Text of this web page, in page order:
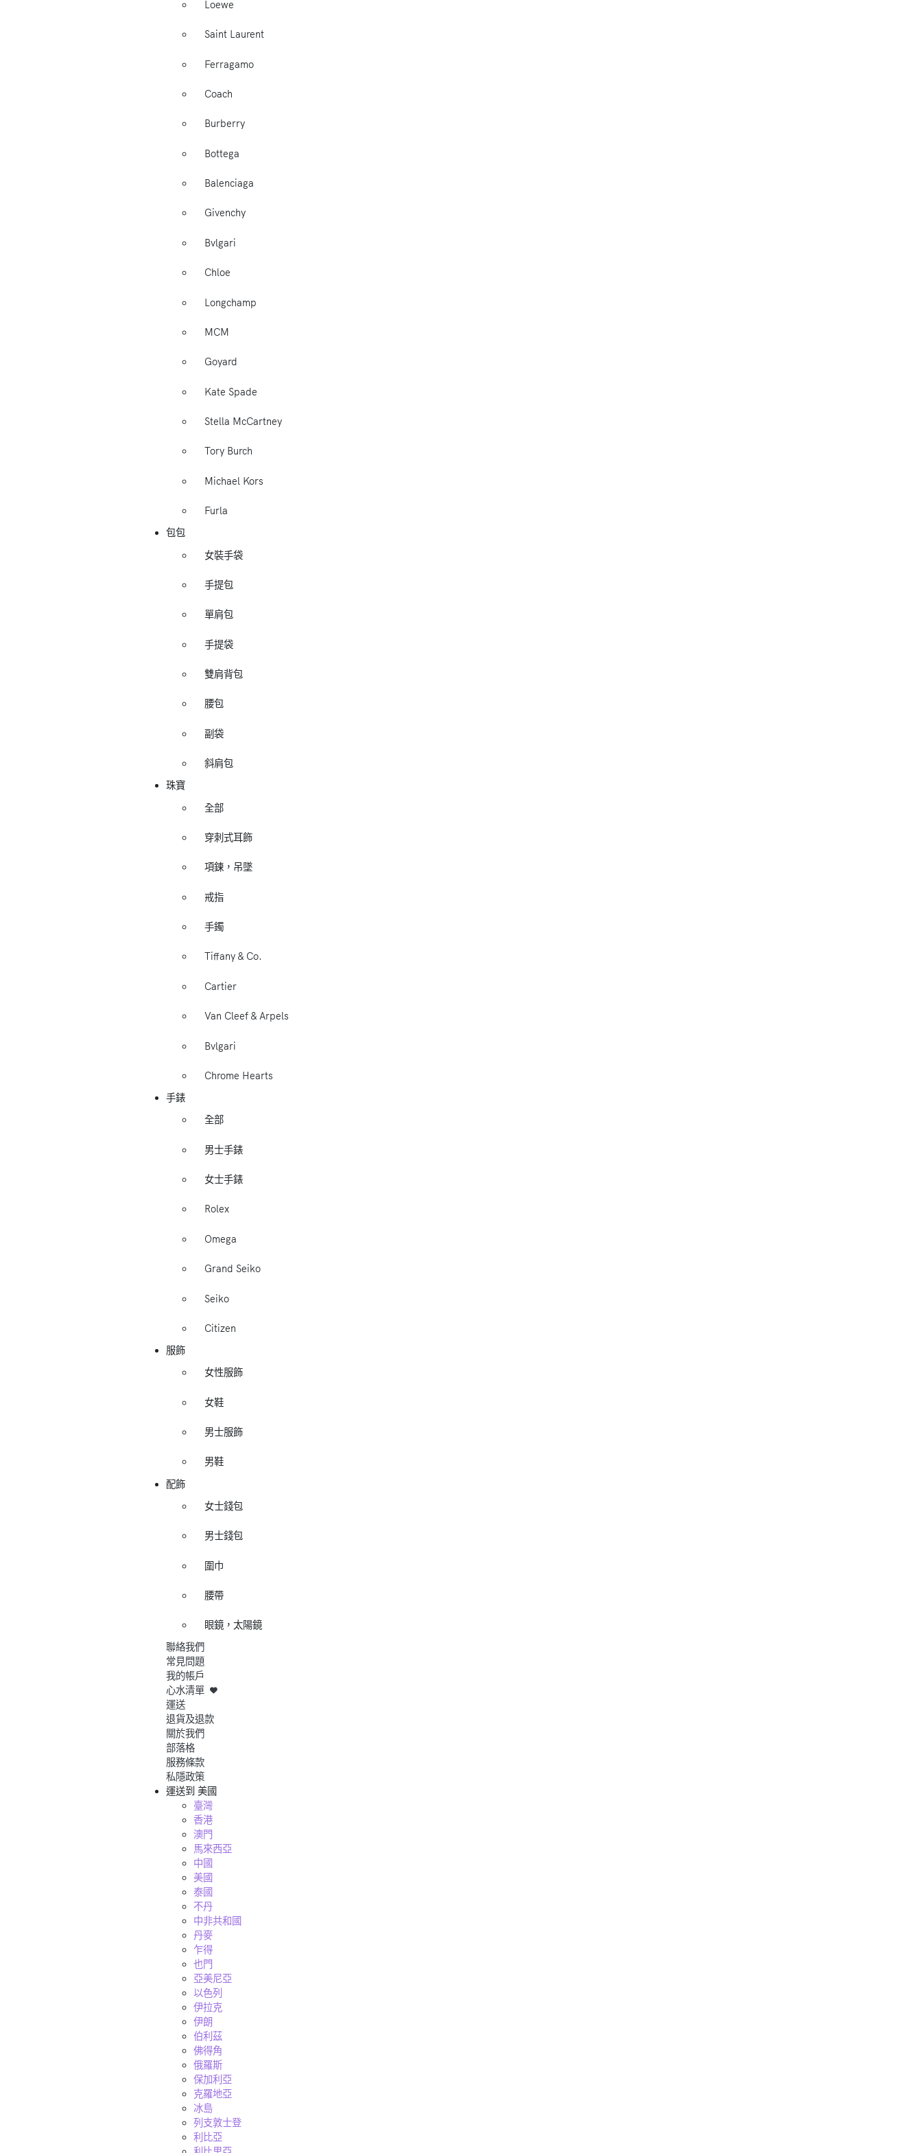
Loewe
Saint Laurent
Ferragamo
Coach
Burberry
Bottega
Balenciaga
Givenchy
Bvlgari
Chloe
Longchamp
MCM
Goyard
Kate Spade
Stella McCartney
Tory Burch
Michael Kors
Furla
包包
女裝手袋
手提包
單肩包
手提袋
雙肩背包
腰包
副袋
斜肩包
珠寶
全部
穿刺式耳飾
項鍊，吊墜
戒指
手鐲
Tiffany & Co.
Cartier
Van Cleef & Arpels
Bvlgari
Chrome Hearts
手錶
全部
男士手錶
女士手錶
Rolex
Omega
Grand Seiko
Seiko
Citizen
服飾
女性服飾
女鞋
男士服飾
男鞋
配飾
女士錢包
男士錢包
圍巾
腰帶
眼鏡，太陽鏡
聯絡我們
常見問題
我的帳戶
心水清單
運送
退貨及退款
關於我們
部落格
服務條款
私隱政策
運送到 美國
臺灣
香港
澳門
馬來西亞
中國
美國
泰國
不丹
中非共和國
丹麥
乍得
也門
亞美尼亞
以色列
伊拉克
伊朗
伯利茲
佛得角
俄羅斯
保加利亞
克羅地亞
冰島
列支敦士登
利比亞